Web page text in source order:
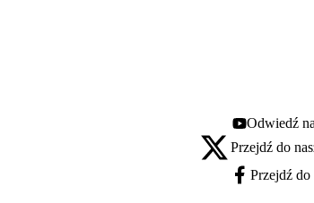
Youtube - otwiera
Odwiedź
X - otwiera się w nowej
Przejdź do
Facebook -
Przejdź do